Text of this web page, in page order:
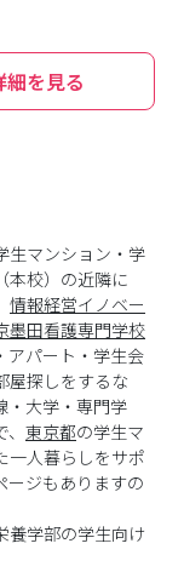
細を見る
生マンション・学
本校）の近隣に
情報経営イノベー
墨田看護専門学校
アパート・学生会
屋探しをするな
・大学・専門学
東京都の学生マ
一人暮らしをサポ
ージもありますの
養学部の学生向け